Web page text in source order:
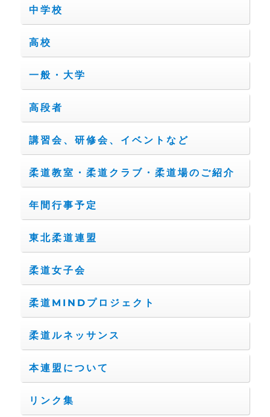
中学校
高校
一般・大学
高段者
講習会、研修会、イベントなど
柔道教室・柔道クラブ・柔道場のご紹介
年間行事予定
東北柔道連盟
柔道女子会
柔道MINDプロジェクト
柔道ルネッサンス
本連盟について
リンク集